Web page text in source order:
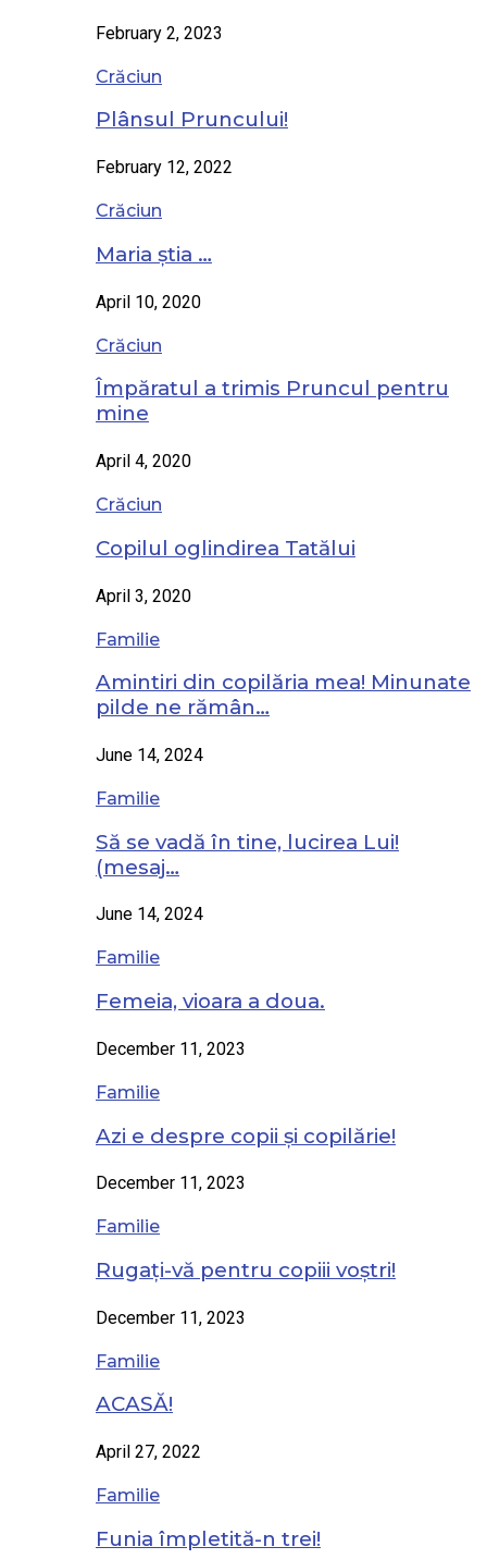
February 2, 2023
Crăciun
Plânsul Pruncului!
February 12, 2022
Crăciun
Maria știa …
April 10, 2020
Crăciun
Împăratul a trimis Pruncul pentru
mine
April 4, 2020
Crăciun
Copilul oglindirea Tatălui
April 3, 2020
Familie
Amintiri din copilăria mea! Minunate
pilde ne rămân…
June 14, 2024
Familie
Să se vadă în tine, lucirea Lui!
(mesaj…
June 14, 2024
Familie
Femeia, vioara a doua.
December 11, 2023
Familie
Azi e despre copii și copilărie!
December 11, 2023
Familie
Rugați-vă pentru copiii voștri!
December 11, 2023
Familie
ACASĂ!
April 27, 2022
Familie
Funia împletită-n trei!